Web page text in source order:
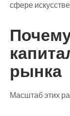
сфере
рынка
Масштаб этих